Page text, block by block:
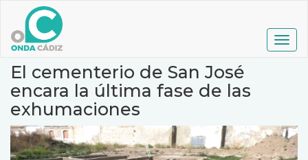
contenido
principal
El cementerio de San José
encara la última fase de las
exhumaciones